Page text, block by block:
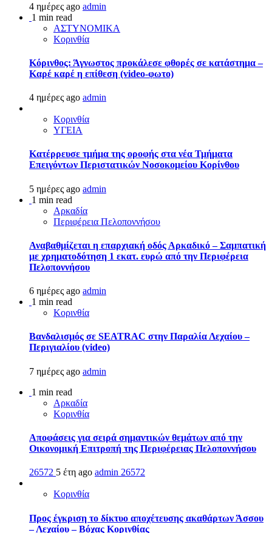
4 ημέρες ago admin
1 min read
ΑΣΤΥΝΟΜΙΚΑ
Κορινθία
Κόρινθος: Άγνωστος προκάλεσε φθορές σε κατάστημα –
Καρέ καρέ η επίθεση (video-φωτο)
4 ημέρες ago admin
Κορινθία
ΥΓΕΙΑ
Kατέρρευσε τμήμα της οροφής στα νέα Τμήματα
Επειγόντων Περιστατικών Νοσοκομείου Κορίνθου
5 ημέρες ago admin
1 min read
Αρκαδία
Περιφέρεια Πελοποννήσου
Αναβαθμίζεται η επαρχιακή οδός Αρκαδικό – Σαμπατική
με χρηματοδότηση 1 εκατ. ευρώ από την Περιφέρεια
Πελοποννήσου
6 ημέρες ago admin
1 min read
Κορινθία
Βανδαλισμός σε SEATRAC στην Παραλία Λεχαίου –
Περιγιαλίου (video)
7 ημέρες ago admin
1 min read
Αρκαδία
Κορινθία
Αποφάσεις για σειρά σημαντικών θεμάτων από την
Οικονομική Επιτροπή της Περιφέρειας Πελοποννήσου
26572 5 έτη ago admin 26572
Κορινθία
Προς έγκριση το δίκτυο αποχέτευσης ακαθάρτων Άσσου
– Λεχαίου – Βόχας Κορινθίας